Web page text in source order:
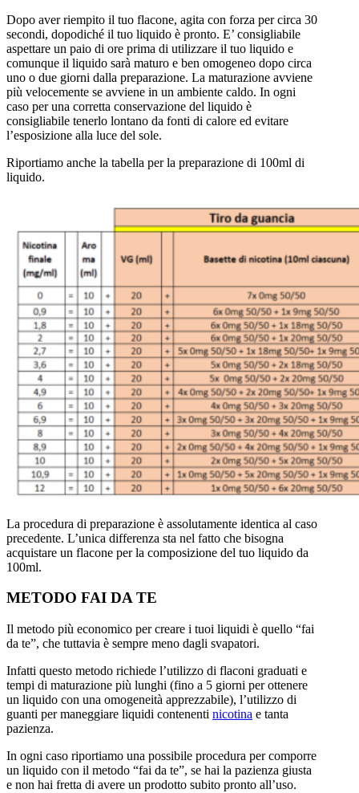
Dopo aver riempito il tuo flacone, agita con forza per circa 30
secondi, dopodiché il tuo liquido è pronto. E’ consigliabile
aspettare un paio di ore prima di utilizzare il tuo liquido e
comunque il liquido sarà maturo e ben omogeneo dopo circa
uno o due giorni dalla preparazione. La maturazione avviene
più velocemente se avviene in un ambiente caldo. In ogni
caso per una corretta conservazione del liquido è
consigliabile tenerlo lontano da fonti di calore ed evitare
l’esposizione alla luce del sole.
Riportiamo anche la tabella per la preparazione di 100ml di
liquido.
La procedura di preparazione è assolutamente identica al caso
precedente. L’unica differenza sta nel fatto che bisogna
acquistare un flacone per la composizione del tuo liquido da
100ml.
METODO FAI DA TE
Il metodo più economico per creare i tuoi liquidi è quello “fai
da te”, che tuttavia è sempre meno dagli svapatori.
Infatti questo metodo richiede l’utilizzo di flaconi graduati e
tempi di maturazione più lunghi (fino a 5 giorni per ottenere
un liquido con una omogeneità apprezzabile), l’utilizzo di
guanti per maneggiare liquidi contenenti nicotina e tanta
pazienza.
In ogni caso riportiamo una possibile procedura per comporre
un liquido con il metodo “fai da te”, se hai la pazienza giusta
e non hai fretta di avere un prodotto subito pronto all’uso.